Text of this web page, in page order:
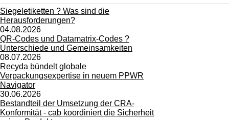
Siegeletiketten ? Was sind die
Herausforderungen?
04.08.2026
QR-Codes und Datamatrix-Codes ?
Unterschiede und Gemeinsamkeiten
08.07.2026
Recyda bündelt globale
Verpackungsexpertise in neuem PPWR
Navigator
30.06.2026
Bestandteil der Umsetzung der CRA-
Konformität - cab koordiniert die Sicherheit